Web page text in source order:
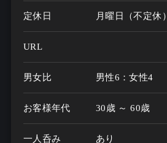
定休日 月曜日（不定休）
URL
男女比 男性6：女性4
お客様年代 30歳 ～ 60歳
一人呑み
あり